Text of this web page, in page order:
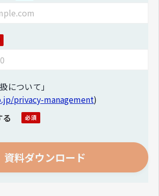
について」
privacy-management)